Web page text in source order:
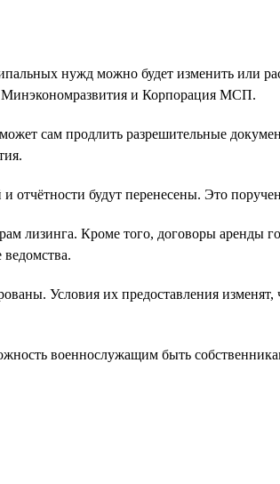
нужд можно будет изменить или
Минэкономразвития и Корпорация МСП.
сам продлить разрешительные
отчётности будут перенесены. Это
лизинга. Кроме того, договоры аренды
Условия их предоставления
военнослужащим быть